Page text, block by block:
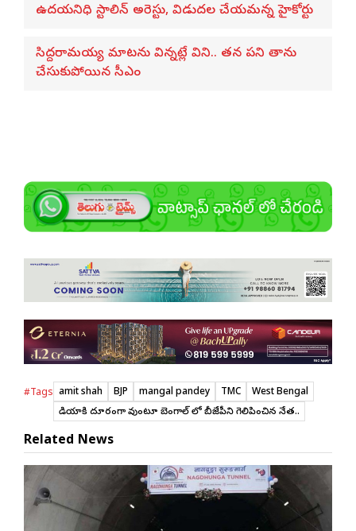
ఉదయనిధి స్టాలిన్ అరెస్టు, విడుదల చేయమన్న హైకోర్టు
సిద్దరామయ్య మాటను విన్నట్లే విని.. తన పని తాను
చేసుకుపోయిన సీఎం
#Tags amit shah BJP mangal pandey TMC
West Bengal
మీడియాకి దూరంగా వుంటూ బెంగాల్ లో బీజేపీని గెలిపించిన నేత..
Related News